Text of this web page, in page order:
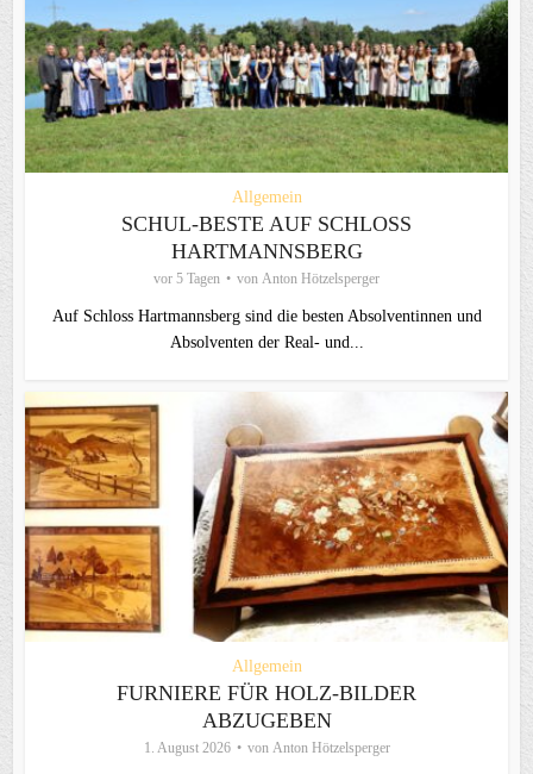
Allgemein
SCHUL-BESTE AUF SCHLOSS
HARTMANNSBERG
vor 5 Tagen von Anton Hötzelsperger
Auf Schloss Hartmannsberg sind die besten Absolventinnen und
Absolventen der Real- und...
Allgemein
FURNIERE FÜR HOLZ-BILDER
ABZUGEBEN
1. August 2026 von Anton Hötzelsperger